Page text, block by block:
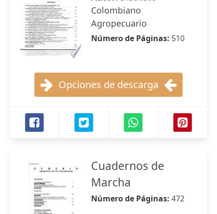
Colombiano
Agropecuario
Número de Páginas: 510
Opciones de descarga
Cuadernos de
Marcha
Número de Páginas: 472